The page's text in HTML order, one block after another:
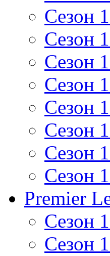
Сезон
Сезон
Сезон
Сезон
Сезон
Сезон
Сезон
Сезон
Premier
Сезон
Сезон